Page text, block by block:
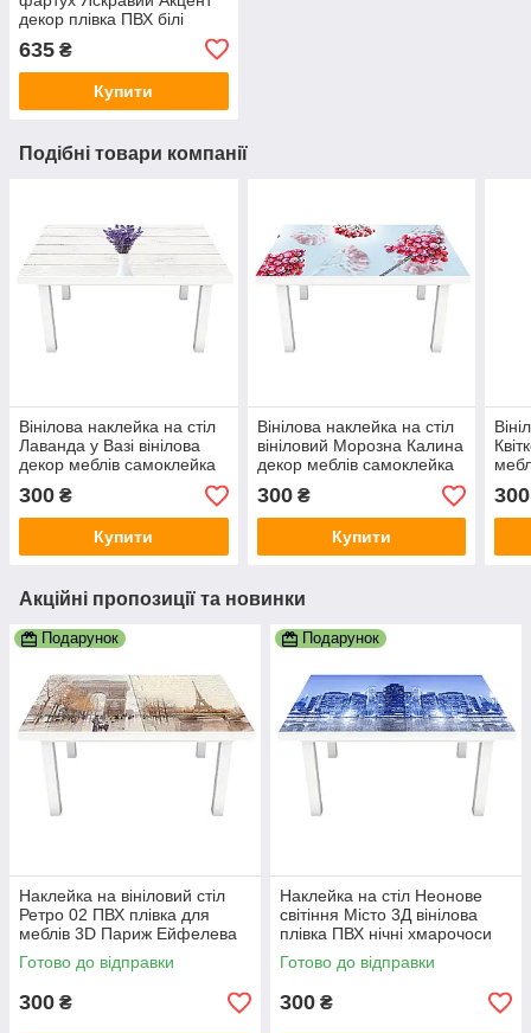
декор плівка ПВХ білі
Бежевий 600х2500 мм
635 ₴
Купити
Подібні товари компанії
Вінілова наклейка на стіл
Лаванда у Вазі вінілова
декор меблів самоклейка
Білі дошки Прованс
600х1200 мм
300 ₴
Купити
Вінілова наклейка на стіл
вініловий Морозна Калина
декор меблів самоклейка
іній ягоди блакитний
600х1200 мм
300₴
Купити
300
Акційні пропозиції та новинки
Подарунок
Наклейка на вініловий стіл
Ретро 02 ПВХ плівка для
меблів 3D Париж Ейфелева
вежа беж 600х1200 мм
Готово до відправки
300 ₴
Подарунок
Наклейка на стіл Неонове
світіння Місто 3Д вінілова
плівка ПВХ нічні хмарочоси
Синій 600х1200 мм
Готово до відправки
300 ₴